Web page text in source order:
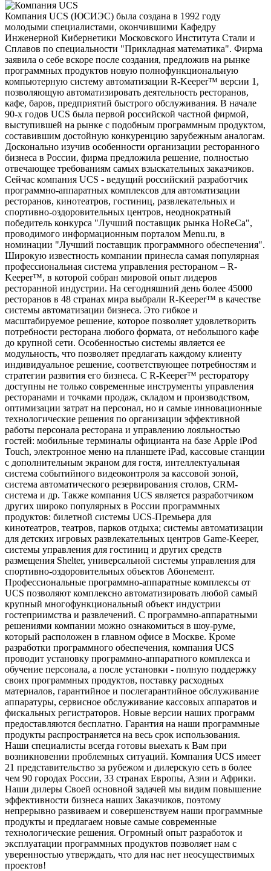
Компания UCS (ЮСИЭС) была создана в 1992 году
молодыми специалистами, окончившими Кафедру
Инженерной Кибернетики Московского Института Стали и
Сплавов по специальности "Прикладная математика". Фирма
заявила о себе вскоре после создания, предложив на рынке
программных продуктов новую полнофункциональную
компьютерную систему автоматизации R-Keeper™ версии 1,
позволяющую автоматизировать деятельность ресторанов,
кафе, баров, предприятий быстрого обслуживания. В начале
90-х годов UCS была первой российской частной фирмой,
выступившей на рынке с подобным программным продуктом,
составившим достойную конкуренцию зарубежным аналогам.
Досконально изучив особенности организации ресторанного
бизнеса в России, фирма предложила решение, полностью
отвечающее требованиям самых взыскательных заказчиков.
Сейчас компания UCS - ведущий российский разработчик
программно-аппаратных комплексов для автоматизации
ресторанов, кинотеатров, гостиниц, развлекательных и
спортивно-оздоровительных центров, неоднократный
победитель конкурса "Лучший поставщик рынка HoReCa",
проводимого информационным порталом Menu.ru, в
номинации "Лучший поставщик программного обеспечения".
Широкую известность компании принесла самая популярная
профессиональная система управления рестораном – R-
Keeper™, в которой собран мировой опыт лидеров
ресторанной индустрии. На сегодняшний день более 45000
ресторанов в 48 странах мира выбрали R-Keeper™ в качестве
системы автоматизации бизнеса. Это гибкое и
масштабируемое решение, которое позволяет удовлетворить
потребности ресторана любого формата, от небольшого кафе
до крупной сети. Особенностью системы является ее
модульность, что позволяет предлагать каждому клиенту
индивидуальное решение, соответствующее потребностям и
стратегии развития его бизнеса. С R-Keeper™ ресторатору
доступны не только современные инструменты управления
ресторанами и точками продаж, складом и производством,
оптимизации затрат на персонал, но и самые инновационные
технологические решения по организации эффективной
работы персонала ресторана и управлению лояльностью
гостей: мобильные терминалы официанта на базе Apple iPod
Touch, электронное меню на планшете iPad, кассовые станции
с дополнительным экраном для гостя, интеллектуальная
система событийного видеоконтроля за кассовой зоной,
система автоматического резервирования столов, CRM-
система и др. Также компания UCS является разработчиком
других широко популярных в России программных
продуктов: билетной системы UCS-Премьера для
кинотеатров, театров, парков отдыха; системы автоматизации
для детских игровых развлекательных центров Game-Keeper,
системы управления для гостиниц и других средств
размещения Shelter, универсальной системы управления для
спортивно-оздоровительных объектов Абонемент.
Профессиональные программно-аппаратные комплексы от
UCS позволяют комплексно автоматизировать любой самый
крупный многофункциональный объект индустрии
гостеприимства и развлечений. С программно-аппаратными
решениями компании можно ознакомиться в шоу-руме,
который расположен в главном офисе в Москве. Кроме
разработки программного обеспечения, компания UCS
проводит установку программно-аппаратного комплекса и
обучение персонала, а после установки - полную поддержку
своих программных продуктов, поставку расходных
материалов, гарантийное и послегарантийное обслуживание
аппаратуры, сервисное обслуживание кассовых аппаратов и
фискальных регистраторов. Новые версии наших программ
предоставляются бесплатно. Гарантия на наши программные
продукты распространяется на весь срок использования.
Наши специалисты всегда готовы выехать к Вам при
возникновении проблемных ситуаций. Компания UCS имеет
21 представительство за рубежом и дилерскую сеть в более
чем 90 городах России, 33 странах Европы, Азии и Африки.
Наши дилеры Своей основной задачей мы видим повышение
эффективности бизнеса наших Заказчиков, поэтому
непрерывно развиваем и совершенствуем наши программные
продукты и предлагаем новые самые современные
технологические решения. Огромный опыт разработок и
эксплуатации программных продуктов позволяет нам с
уверенностью утверждать, что для нас нет неосуществимых
проектов!